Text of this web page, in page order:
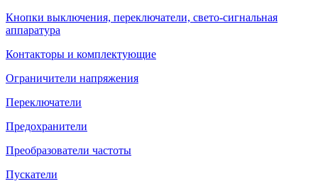
Кнопки выключения, переключатели, свето-сигнальная
аппаратура
Контакторы и комплектующие
Ограничители напряжения
Переключатели
Предохранители
Преобразователи частоты
Пускатели